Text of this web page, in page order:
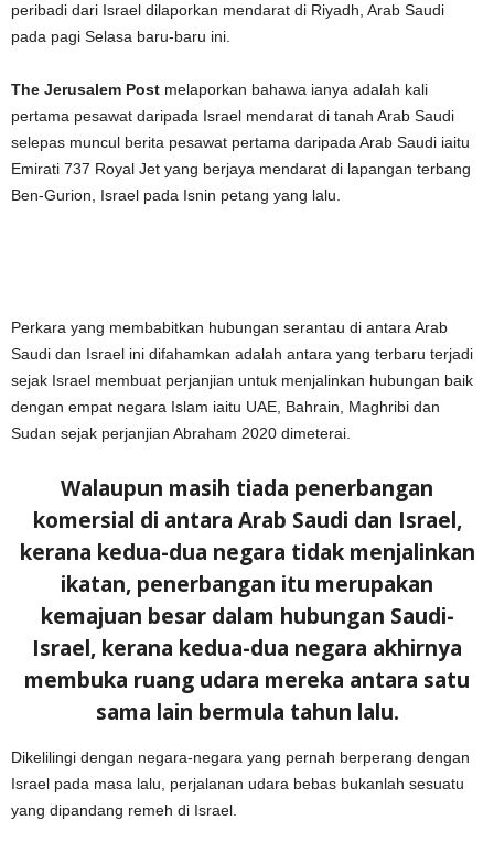
peribadi dari Israel dilaporkan mendarat di Riyadh, Arab Saudi
pada pagi Selasa baru-baru ini.
The Jerusalem Post melaporkan bahawa ianya adalah kali
pertama pesawat daripada Israel mendarat di tanah Arab Saudi
selepas muncul berita pesawat pertama daripada Arab Saudi iaitu
Emirati 737 Royal Jet yang berjaya mendarat di lapangan terbang
Ben-Gurion, Israel pada Isnin petang yang lalu.
Perkara yang membabitkan hubungan serantau di antara Arab
Saudi dan Israel ini difahamkan adalah antara yang terbaru terjadi
sejak Israel membuat perjanjian untuk menjalinkan hubungan baik
dengan empat negara Islam iaitu UAE, Bahrain, Maghribi dan
Sudan sejak perjanjian Abraham 2020 dimeterai.
Walaupun masih tiada penerbangan
komersial di antara Arab Saudi dan Israel,
kerana kedua-dua negara tidak menjalinkan
ikatan, penerbangan itu merupakan
kemajuan besar dalam hubungan Saudi-
Israel, kerana kedua-dua negara akhirnya
membuka ruang udara mereka antara satu
sama lain bermula tahun lalu.
Dikelilingi dengan negara-negara yang pernah berperang dengan
Israel pada masa lalu, perjalanan udara bebas bukanlah sesuatu
yang dipandang remeh di Israel.